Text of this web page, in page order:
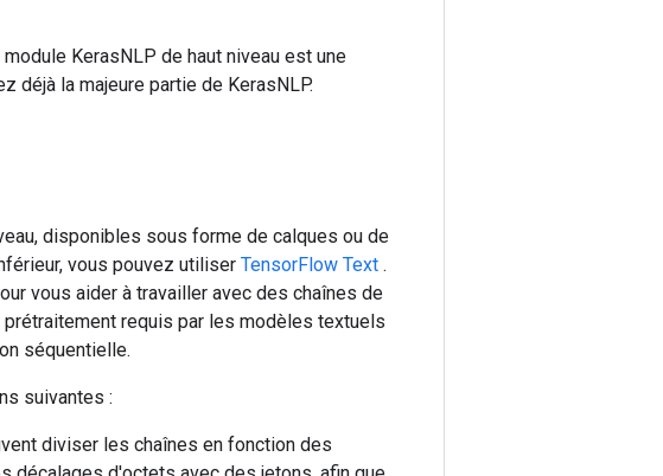
KerasNLP de haut niveau est une
déjà la majeure partie de KerasNLP.
disponibles sous forme de calques ou de
vous pouvez utiliser TensorFlow Text .
vous aider à travailler avec des chaînes de
requis par les modèles textuels
séquentielle.
suivantes :
diviser les chaînes en fonction des